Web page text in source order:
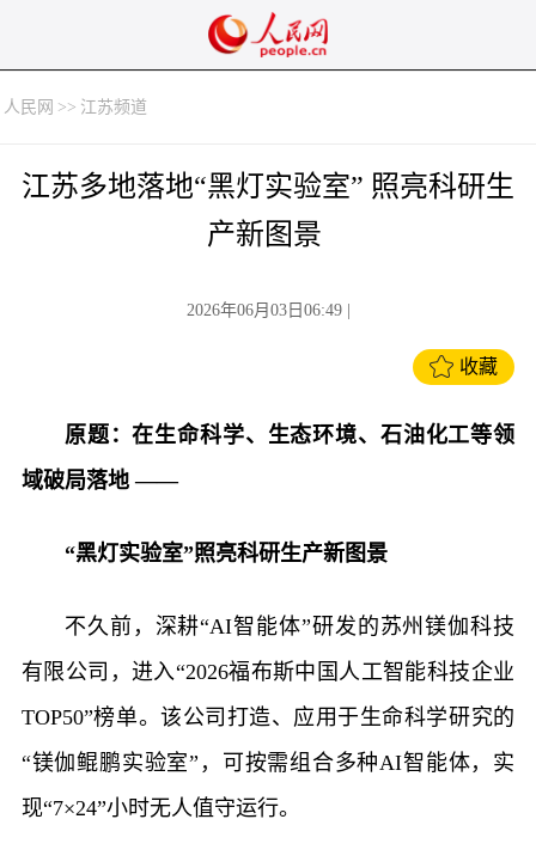
人民网 >> 江苏频道
江苏多地落地“黑灯实验室” 照亮科研生
产新图景
2026年06月03日06:49|
收藏
原题：在生命科学、生态环境、石油化工等领
域破局落地 ——
“黑灯实验室”照亮科研生产新图景
不久前，深耕“AI智能体”研发的苏州镁伽科技
有限公司，进入“2026福布斯中国人工智能科技企业
TOP50”榜单。该公司打造、应用于生命科学研究的
“镁伽鲲鹏实验室”，可按需组合多种AI智能体，实
现“7×24”小时无人值守运行。